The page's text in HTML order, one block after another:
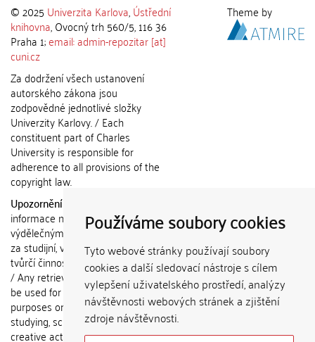
Používáme soubory cookies
Tyto webové stránky používají soubory
cookies a další sledovací nástroje s cílem
vylepšení uživatelského prostředí, analýzy
návštěvnosti webových stránek a zjištění
zdroje návštěvnosti.
© 2025 Univerzita Karlova,Ústřední
knihovna, Ovocný trh 560/5, 116 36
Praha 1;email: admin-repozitar [at]
cuni.cz
Za dodržení všech ustanovení
autorského zákona jsou
zodpovědné jednotlivé složky
Univerzity Karlovy. / Each
constituent part of Charles
University is responsible for
adherence to all provisions of the
copyright law.
Upozornění / Notice:
informace nemohou být použity k
výdělečným účelům nebo vydávány
za studijní, vědeckou nebo jinou
tvůrčí činnost jiné osoby než autora.
/ Any retrieved information shall not
be used for any commercial
purposes or claimed as results of
studying, scientific or any other
creative activities of any person
Theme by